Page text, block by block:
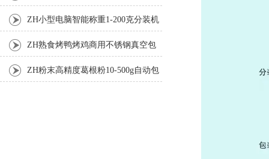
机厂家 ZH小型电脑智能称重1-200克分装机
ZH熟食烤鸭烤鸡商用不锈钢真空包
装机 ZH粉末高精度葛根粉10-500g自动包